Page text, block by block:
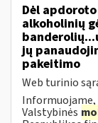
Dėl
alkoholinių
jų
pakeitimo
Web turinio
Informuojame,
Valstybinės